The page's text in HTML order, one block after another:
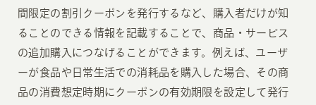
間限定の割引クーポンを発行するなど、購入者だけが知
ることのできる情報を記載することで、商品・サービス
の追加購入につなげることができます。例えば、ユーザ
ーが食品や日常生活での消耗品を購入した場合、その商
品の消費想定時期にクーポンの有効期限を設定して発行